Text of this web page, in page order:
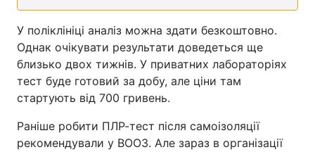
Екологія Регіони
Лонгріди
Відео з Youtube Статті
Інтерв'ю Думки
У поліклініці аналіз можна здати безкоштовно.
Однак очікувати результати доведеться ще
близько двох тижнів. У приватних лабораторіях
тест буде готовий за добу, але ціни там
стартують від 700 гривень.
Раніше робити ПЛР-тест після самоізоляції
рекомендували у ВООЗ. Але зараз в організації